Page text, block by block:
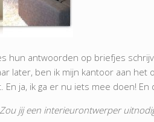
hun antwoorden op briefjes
later, ben ik mijn kantoor aan
ja, ik ga er nu iets mee doen!
Zou jij een interieurontwerper